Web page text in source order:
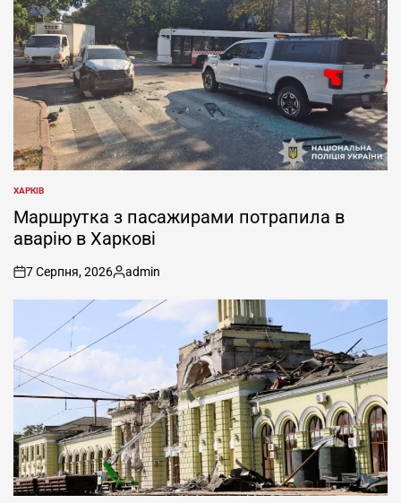
ОПУБЛІКУВАТИ
У
ХАРКІВ
Маршрутка з пасажирами потрапила в
аварію в Харкові
on
7 Серпня, 2026
Опубліковано
admin